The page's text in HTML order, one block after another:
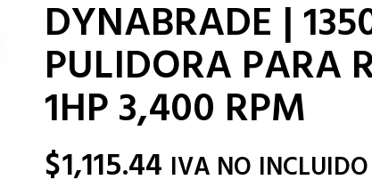
DYNABRADE |
PULIDORA PARA
1HP 3,400 RPM
$1,115.44 IVA NO INCLUIDO